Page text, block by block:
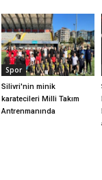
Spor
Silivri'nin minik
karatecileri Milli Takım
Antrenmanında